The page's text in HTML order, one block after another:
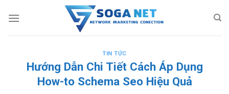
TIN TỨC
Hướng Dẫn Chi Tiết Cách Áp Dụng
How-to Schema Seo Hiệu Quả